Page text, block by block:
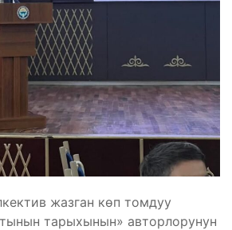
жазган көп томдуу
тарыхынын» авторлорунун